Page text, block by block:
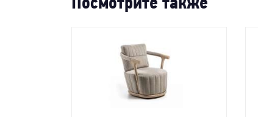
Посмотрите также